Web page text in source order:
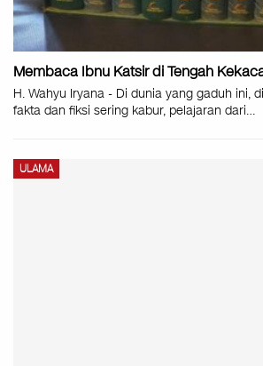
Membaca Ibnu Katsir di Tengah
H. Wahyu Iryana - Di dunia yang gaduh ini,
fakta dan fiksi sering kabur, pelajaran dari…
ULAMA